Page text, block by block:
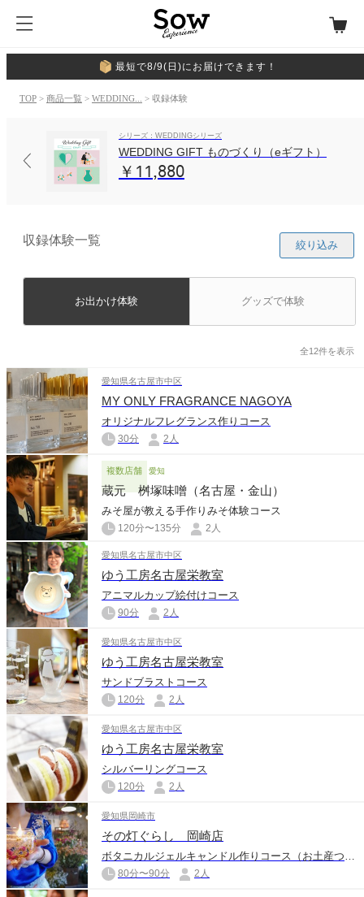
最短で8/9(日)にお届けできます！
TOP > 商品一覧 > WEDDING... > 収録体験
シリーズ：WEDDINGシリーズ
WEDDING GIFT ものづくり（eギフト）
￥11,880
収録体験一覧 絞り込み
お出かけ体験 グッズで体験
全12件を表示
愛知県名古屋市中区
MY ONLY FRAGRANCE NAGOYA
オリジナルフレグランス作りコース
30分 2人
複数店舗 愛知
蔵元 桝塚味噌（名古屋・金山）
みそ屋が教える手作りみそ体験コース
120分〜135分 2人
愛知県名古屋市中区
ゆう工房名古屋栄教室
アニマルカップ絵付けコース
90分 2人
愛知県名古屋市中区
ゆう工房名古屋栄教室
サンドブラストコース
120分 2人
愛知県名古屋市中区
ゆう工房名古屋栄教室
シルバーリングコース
120分 2人
愛知県岡崎市
その灯ぐらし 岡崎店
ボタニカルジェルキャンドル作りコース（お土産つき）
80分〜90分 2人